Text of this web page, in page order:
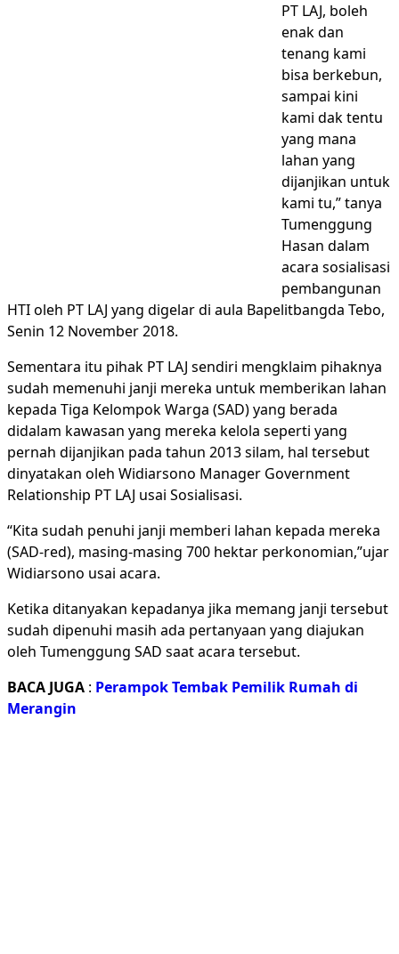
PT LAJ, boleh
enak dan
tenang kami
bisa berkebun,
sampai kini
kami dak tentu
yang mana
lahan yang
dijanjikan untuk
kami tu,” tanya
Tumenggung
Hasan dalam
acara sosialisasi
pembangunan
HTI oleh PT LAJ yang digelar di aula Bapelitbangda Tebo,
Senin 12 November 2018.
Sementara itu pihak PT LAJ sendiri mengklaim pihaknya
sudah memenuhi janji mereka untuk memberikan lahan
kepada Tiga Kelompok Warga (SAD) yang berada
didalam kawasan yang mereka kelola seperti yang
pernah dijanjikan pada tahun 2013 silam, hal tersebut
dinyatakan oleh Widiarsono Manager Government
Relationship PT LAJ usai Sosialisasi.
“Kita sudah penuhi janji memberi lahan kepada mereka
(SAD-red), masing-masing 700 hektar perkonomian,”ujar
Widiarsono usai acara.
Ketika ditanyakan kepadanya jika memang janji tersebut
sudah dipenuhi masih ada pertanyaan yang diajukan
oleh Tumenggung SAD saat acara tersebut.
BACA JUGA : Perampok Tembak Pemilik Rumah di
Merangin